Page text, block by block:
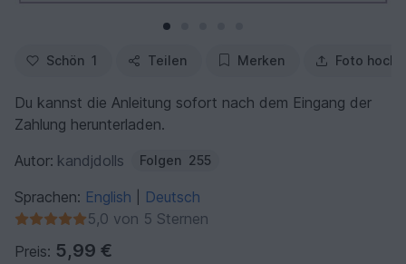
Schön 1 Teilen Merken Foto
Du kannst die Anleitung sofort nach dem Eingang der
Zahlung herunterladen.
Autor: kandjdolls Folgen 255
Sprachen: English
Deutsch
5,0 von 5 Sternen
Preis: 5,99 €